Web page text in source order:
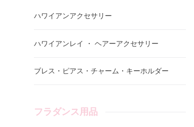
ハワイアンアクセサリー
ハワイアンレイ ・ ヘアーアクセサリー
ブレス・ピアス・チャーム・キーホルダー
フラダンス用品